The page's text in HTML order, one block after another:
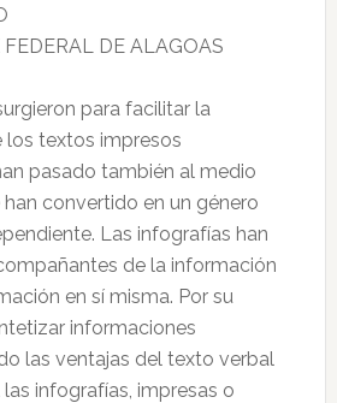
FEDERAL DE ALAGOAS
para facilitar la
los textos impresos
pasado también al medio
convertido en un género
Las infografías han
de la información
en sí misma. Por su
informaciones
las ventajas del texto verbal
infografías, impresas o